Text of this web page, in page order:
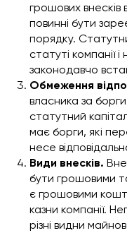
грошових внесків
повинні бути
порядку.
статуті компанії
законодавчо
Обмеження
власника за
статутний
має борги, які
несе
Види внесків.
бути грошовими
є грошовими
казни компанії.
різні видни